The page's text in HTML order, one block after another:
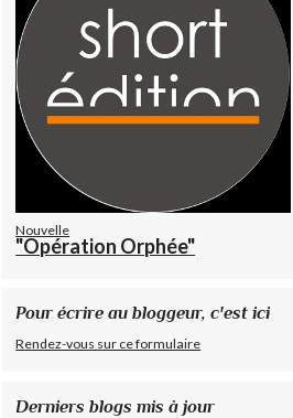
Nouvelle
"Opération Orphée"
Pour écrire au bloggeur, c'est ici
Rendez-vous sur ce formulaire
Derniers blogs mis à jour